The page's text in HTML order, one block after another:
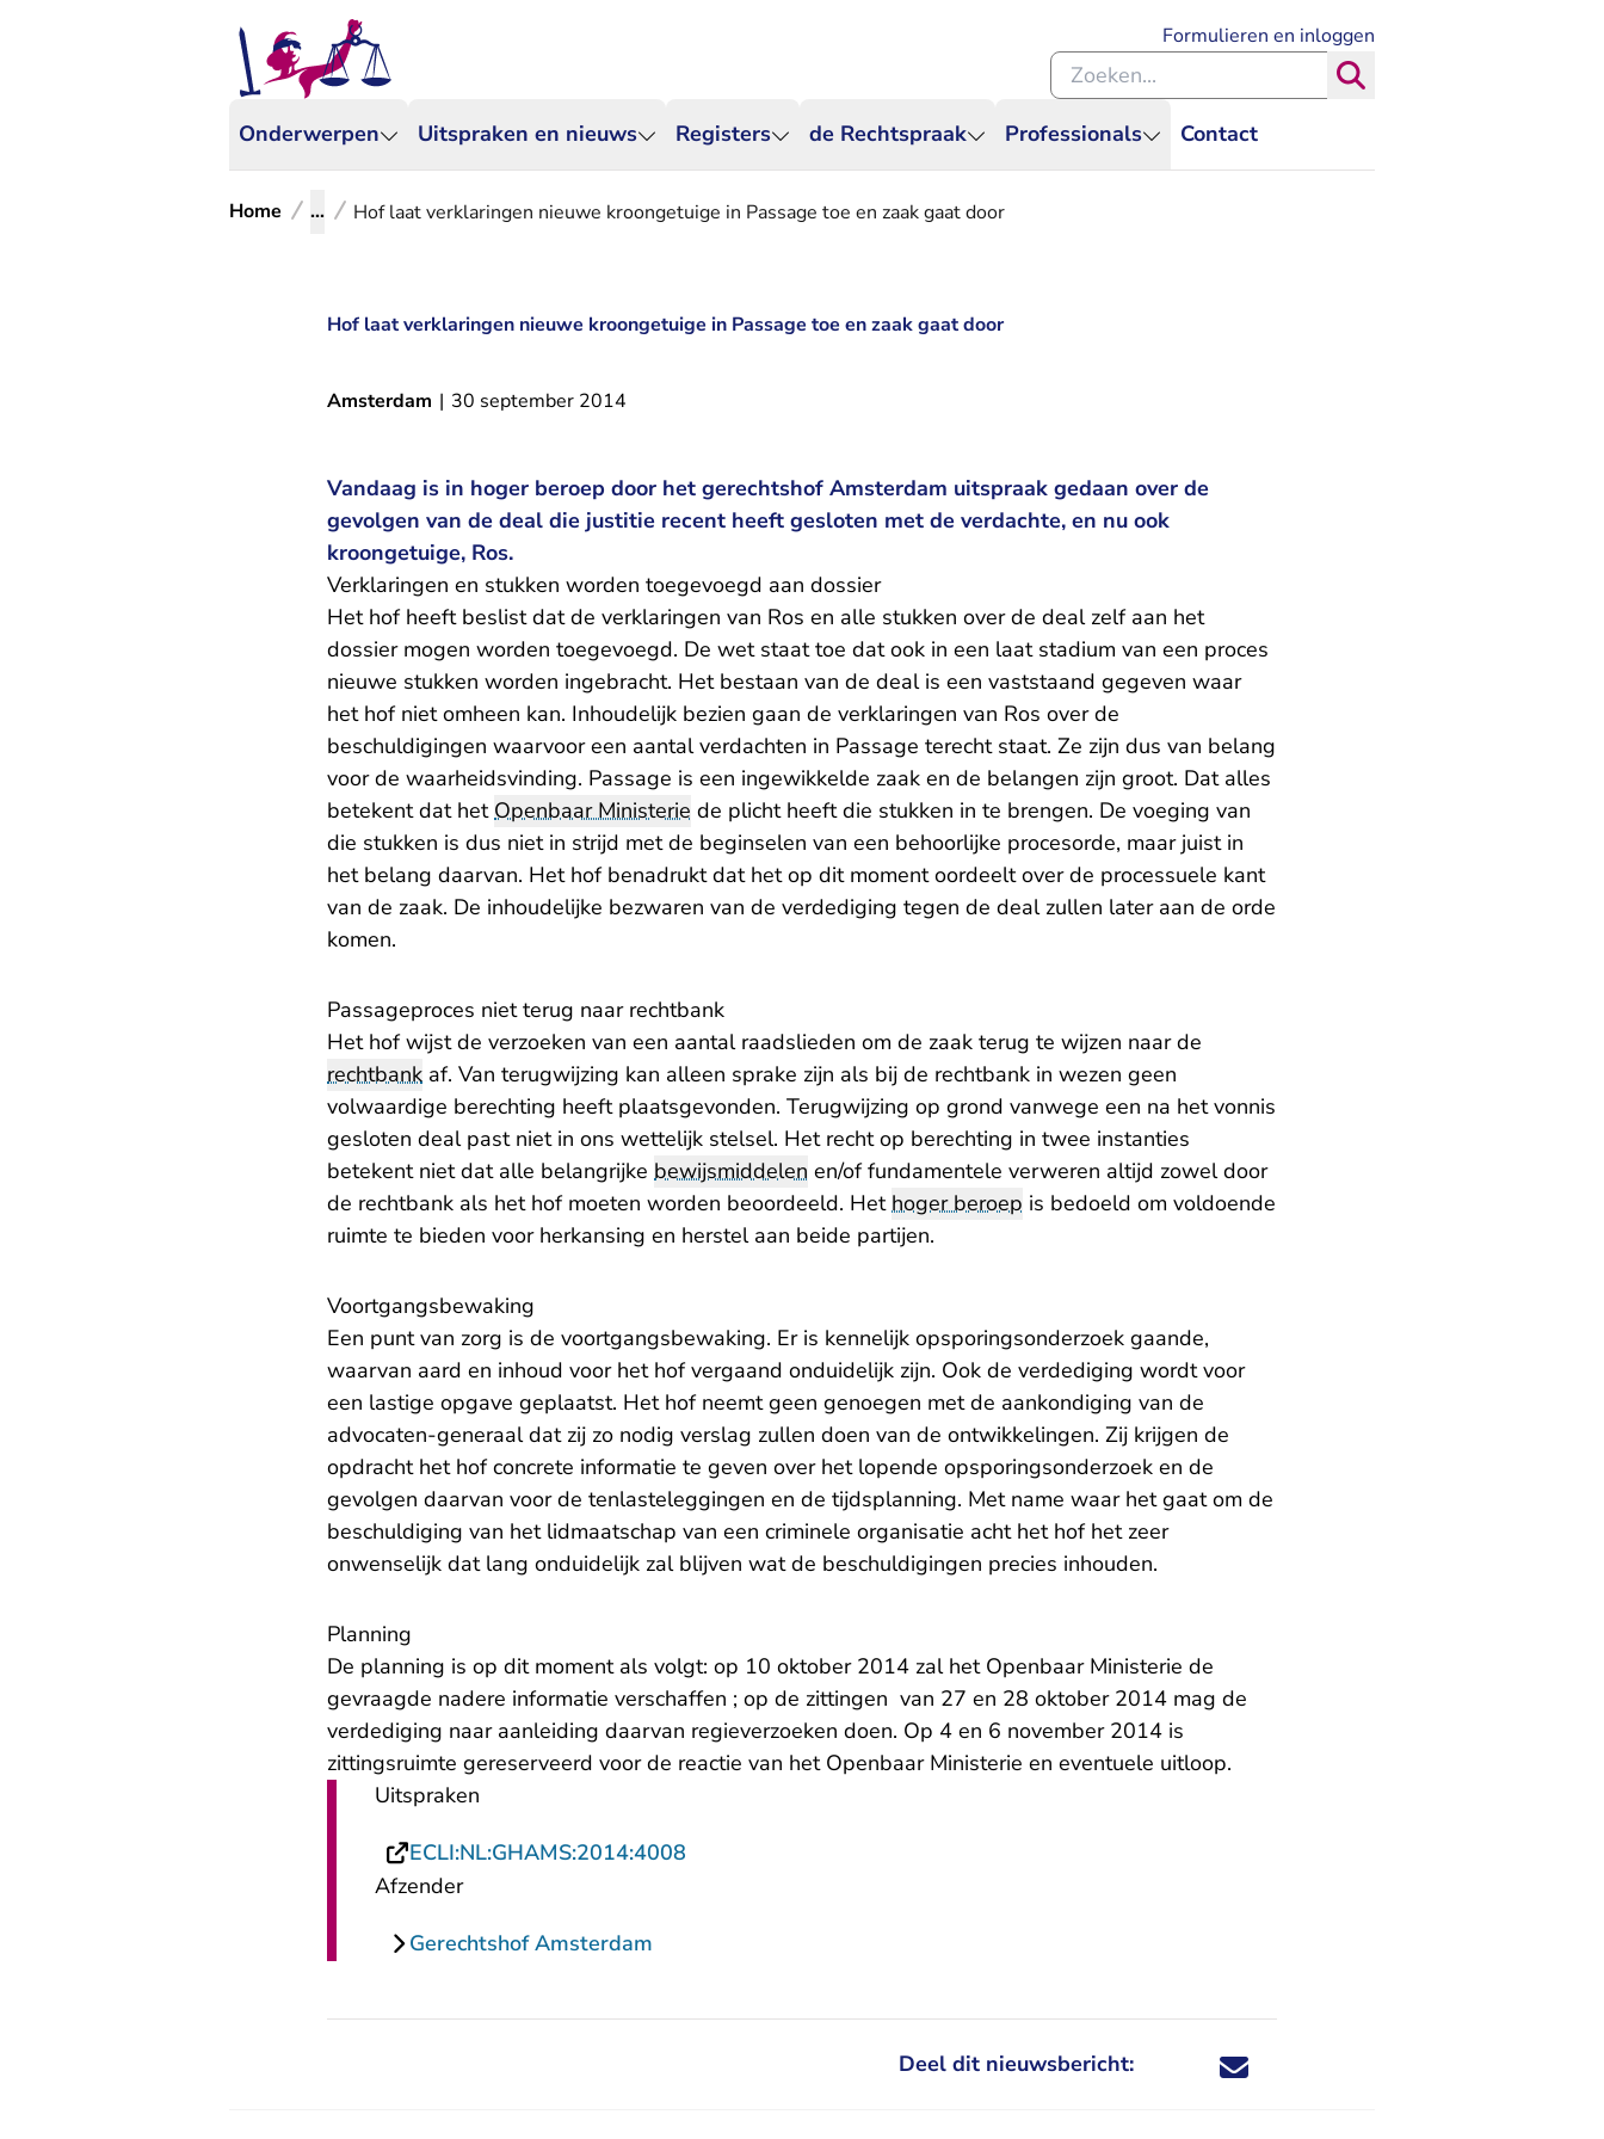
Onderwerpen Uitspraken en nieuws Registers de Rechtspraak Professionals Contact
Formulieren en inloggen
Zoeken binnen de Rechtspraak
Home ... Hof laat verklaringen nieuwe kroongetuige in Passage toe en zaak gaat door
Hof laat verklaringen nieuwe kroongetuige in Passage toe en zaak gaat door
Amsterdam | 30 september 2014
Vandaag is in hoger beroep door het gerechtshof Amsterdam uitspraak gedaan over de
gevolgen van de deal die justitie recent heeft gesloten met de verdachte, en nu ook
kroongetuige, Ros.
Verklaringen en stukken worden toegevoegd aan dossier
Het hof heeft beslist dat de verklaringen van Ros en alle stukken over de deal zelf aan het
dossier mogen worden toegevoegd. De wet staat toe dat ook in een laat stadium van een proces
nieuwe stukken worden ingebracht. Het bestaan van de deal is een vaststaand gegeven waar
het hof niet omheen kan. Inhoudelijk bezien gaan de verklaringen van Ros over de
beschuldigingen waarvoor een aantal verdachten in Passage terecht staat. Ze zijn dus van belang
voor de waarheidsvinding. Passage is een ingewikkelde zaak en de belangen zijn groot. Dat alles
betekent dat hetOpenbaar Ministerie de plicht heeft die stukken in te brengen. De voeging van
die stukken is dus niet in strijd met de beginselen van een behoorlijke procesorde, maar juist in
het belang daarvan. Het hof benadrukt dat het op dit moment oordeelt over de processuele kant
van de zaak. De inhoudelijke bezwaren van de verdediging tegen de deal zullen later aan de orde
komen.
Passageproces niet terug naar rechtbank
Het hof wijst de verzoeken van een aantal raadslieden om de zaak terug te wijzen naar de
rechtbank af. Van terugwijzing kan alleen sprake zijn als bij de rechtbank in wezen geen
volwaardige berechting heeft plaatsgevonden. Terugwijzing op grond vanwege een na het vonnis
gesloten deal past niet in ons wettelijk stelsel. Het recht op berechting in twee instanties
betekent niet dat alle belangrijke bewijsmiddelen en/of fundamentele verweren altijd zowel door
de rechtbank als het hof moeten worden beoordeeld. Hethoger beroep is bedoeld om voldoende
ruimte te bieden voor herkansing en herstel aan beide partijen.
Voortgangsbewaking
Een punt van zorg is de voortgangsbewaking. Er is kennelijk opsporingsonderzoek gaande,
waarvan aard en inhoud voor het hof vergaand onduidelijk zijn. Ook de verdediging wordt voor
een lastige opgave geplaatst. Het hof neemt geen genoegen met de aankondiging van de
advocaten-generaal dat zij zo nodig verslag zullen doen van de ontwikkelingen. Zij krijgen de
opdracht het hof concrete informatie te geven over het lopende opsporingsonderzoek en de
gevolgen daarvan voor de tenlasteleggingen en de tijdsplanning. Met name waar het gaat om de
beschuldiging van het lidmaatschap van een criminele organisatie acht het hof het zeer
onwenselijk dat lang onduidelijk zal blijven wat de beschuldigingen precies inhouden.
Planning
De planning is op dit moment als volgt: op 10 oktober 2014 zal het Openbaar Ministerie de
gevraagde nadere informatie verschaffen ; op de zittingen van 27 en 28 oktober 2014 mag de
verdediging naar aanleiding daarvan regieverzoeken doen. Op 4 en 6 november 2014 is
zittingsruimte gereserveerd voor de reactie van het Openbaar Ministerie en eventuele uitloop.
Uitspraken
ECLI:NL:GHAMS:2014:4008
Afzender
Gerechtshof Amsterdam
Deel dit nieuwsbericht: Deel dit nieuwsbericht via X - U verlaat
Deel dit nieuwsbericht via Facebook - U
Deel dit nieuwsbericht via e-mail
Deel dit nieuwsbericht via LinkedIn - U